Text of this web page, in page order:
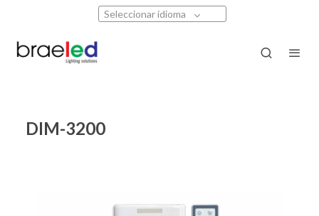
Seleccionar idioma
DIM-3200